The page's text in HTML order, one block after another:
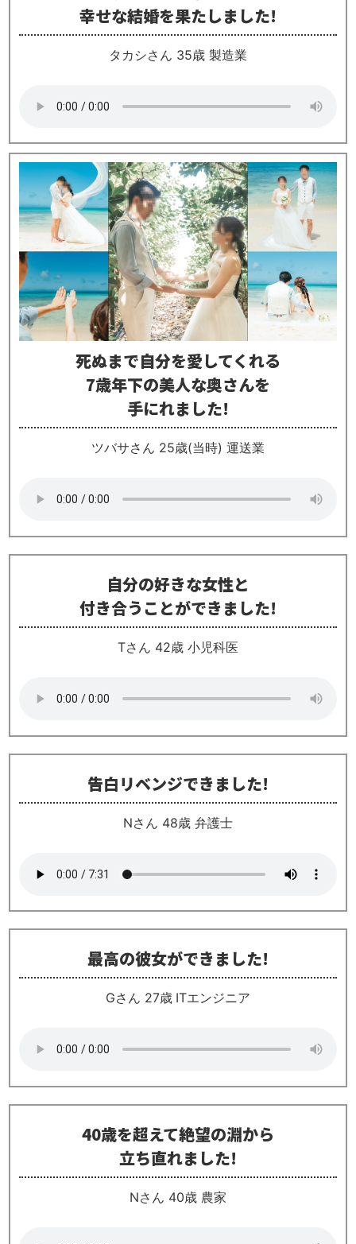
幸せな結婚を果たしました!
タカシさん 35歳 製造業
死ぬまで自分を愛してくれる
7歳年下の美人な奥さんを
手にれました!
ツバサさん 25歳(当時) 運送業
自分の好きな女性と
付き合うことができました!
Tさん 42歳 小児科医
告白リベンジできました!
Nさん 48歳 弁護士
最高の彼女ができました!
Gさん 27歳 ITエンジニア
40歳を超えて絶望の淵から
立ち直れました!
Nさん 40歳 農家